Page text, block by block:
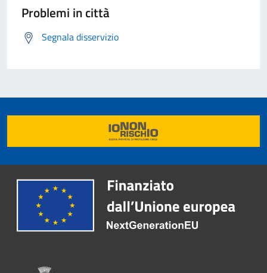
Problemi in città
Segnala disservizio